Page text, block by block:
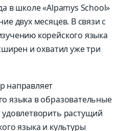
в школе «Alpamys School»
двух месяцев. В связи с
корейского языка
и охватил уже три
направляет
языка в образовательные
растущий
языка и культуры